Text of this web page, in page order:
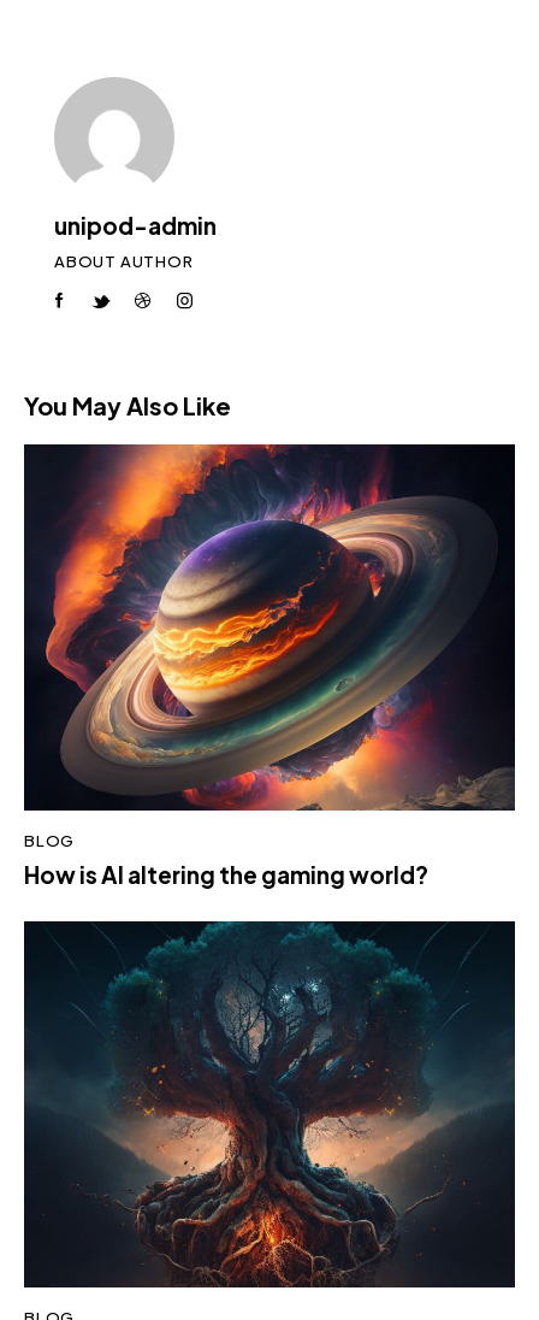
unipod-admin
ABOUT AUTHOR
You May Also Like
BLOG
How is AI altering the gaming world?